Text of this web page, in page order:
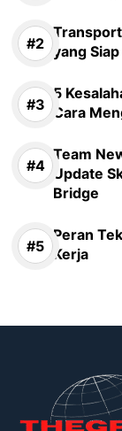
yang
5
Cara
Team
Update
Bridge
Peran
Kerja